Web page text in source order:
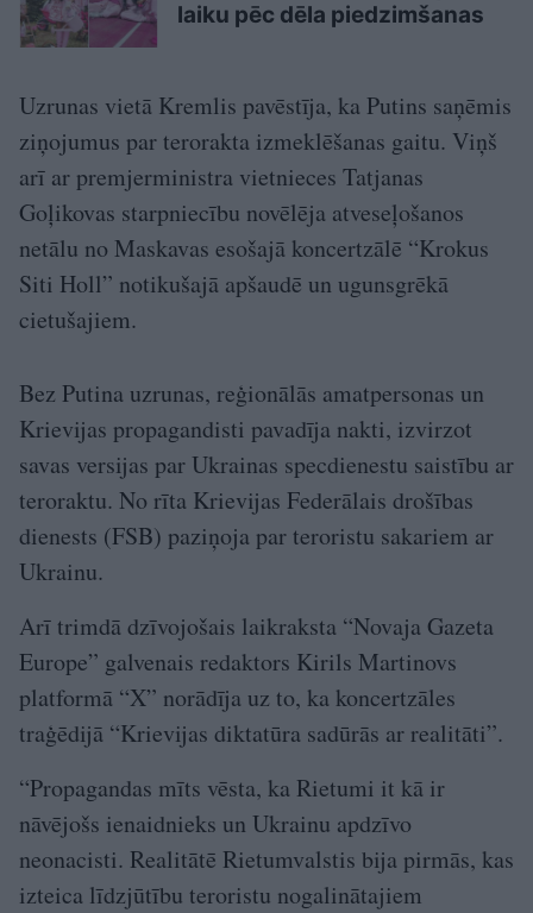
laiku pēc dēla piedzimšanas
Uzrunas vietā Kremlis pavēstīja, ka Putins saņēmis
ziņojumus par terorakta izmeklēšanas gaitu. Viņš
arī ar premjerministra vietnieces Tatjanas
Goļikovas starpniecību novēlēja atveseļošanos
netālu no Maskavas esošajā koncertzālē “Krokus
Siti Holl” notikušajā apšaudē un ugunsgrēkā
cietušajiem.
Bez Putina uzrunas, reģionālās amatpersonas un
Krievijas propagandisti pavadīja nakti, izvirzot
savas versijas par Ukrainas specdienestu saistību ar
teroraktu. No rīta Krievijas Federālais drošības
dienests (FSB) paziņoja par teroristu sakariem ar
Ukrainu.
Arī trimdā dzīvojošais laikraksta “Novaja Gazeta
Europe” galvenais redaktors Kirils Martinovs
platformā “X” norādīja uz to, ka koncertzāles
traģēdijā “Krievijas diktatūra sadūrās ar realitāti”.
“Propagandas mīts vēsta, ka Rietumi it kā ir
nāvējošs ienaidnieks un Ukrainu apdzīvo
neonacisti. Realitātē Rietumvalstis bija pirmās, kas
izteica līdzjūtību teroristu nogalinātajiem